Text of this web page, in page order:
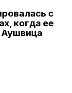
с
когда ее
Аушвица